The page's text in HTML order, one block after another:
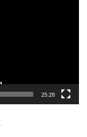
25:28